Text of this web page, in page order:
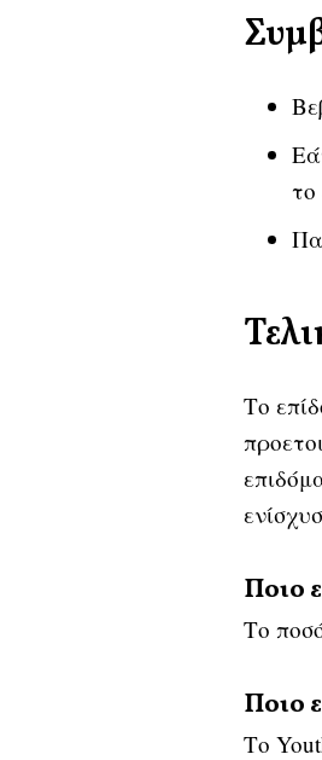
το
Το
Ποιο
Το
Ποιο
Το